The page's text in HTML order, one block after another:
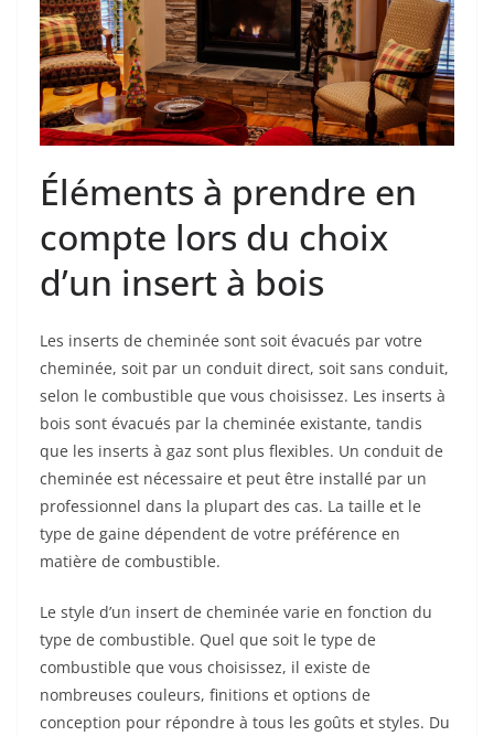
Éléments à prendre en
compte lors du choix
d’un insert à bois
Les inserts de cheminée sont soit évacués par votre
cheminée, soit par un conduit direct, soit sans conduit,
selon le combustible que vous choisissez. Les inserts à
bois sont évacués par la cheminée existante, tandis
que les inserts à gaz sont plus flexibles. Un conduit de
cheminée est nécessaire et peut être installé par un
professionnel dans la plupart des cas. La taille et le
type de gaine dépendent de votre préférence en
matière de combustible.
Le style d’un insert de cheminée varie en fonction du
type de combustible. Quel que soit le type de
combustible que vous choisissez, il existe de
nombreuses couleurs, finitions et options de
conception pour répondre à tous les goûts et styles. Du